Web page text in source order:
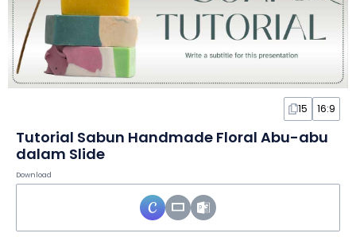
15 16:9
Tutorial Sabun Handmade Floral Abu-abu
dalam Slide
Download